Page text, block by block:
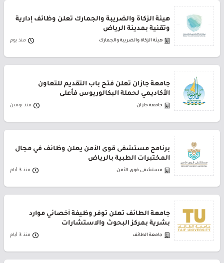
هيئة الزكاة والضريبة والجمارك تعلن وظائف إدارية
وتقنية بمدينة الرياض
هيئة الزكاة والضريبة والجمارك منذ يوم
جامعة جازان تعلن فتح باب التقديم للتعاون
الأكاديمي لحملة البكالوريوس فأعلى
جامعة جازان منذ يومين
برنامج مستشفى قوى الأمن يعلن وظائف في مجال
المختبرات الطبية بالرياض
مستشفى قوى الأمن منذ 3 أيام
جامعة الطائف تعلن توفر وظيفة أخصائي موارد
بشرية بمركز البحوث والاستشارات
جامعة الطائف منذ 3 أيام